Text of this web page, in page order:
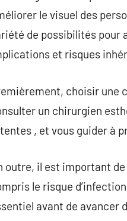
le visuel des
de possibilités pour
et risques
choisir une
un chirurgien
, et vous guider à
outre, il est important
le risque
avant de avancer